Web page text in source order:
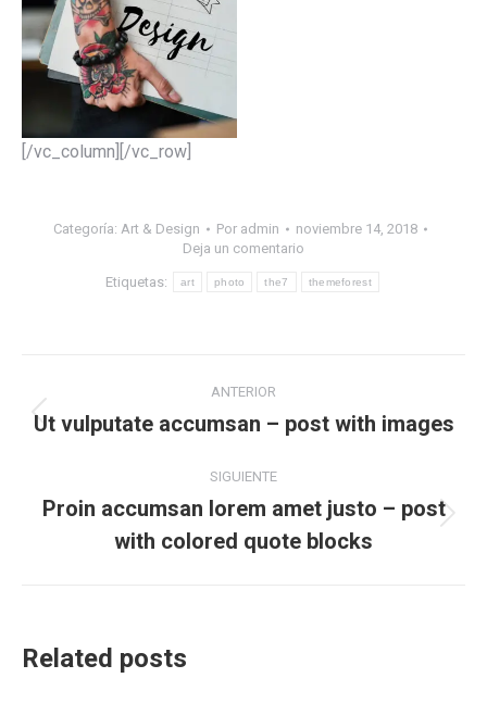
[/vc_column][/vc_row]
Categoría: Art & Design Por admin
noviembre 14, 2018
Deja un comentario
Etiquetas: art photo the7 themeforest
Navegación
entre
publicaciones
ANTERIOR
Publicación
Ut vulputate accumsan – post with images
SIGUIENTE
Publicación
siguiente:
Proin accumsan lorem amet justo – post
with colored quote blocks
Related posts